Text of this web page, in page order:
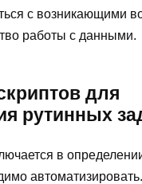
с возникающими
работы с данными.
для
рутинных
в